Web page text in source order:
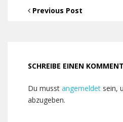
Previous Post
SCHREIBE EINEN
Du musst angemeldet sein,
abzugeben.